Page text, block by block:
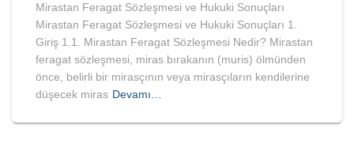
Mirastan Feragat Sözleşmesi ve Hukuki Sonuçları
Mirastan Feragat Sözleşmesi ve Hukuki Sonuçları 1.
Giriş 1.1. Mirastan Feragat Sözleşmesi Nedir? Mirastan
feragat sözleşmesi, miras bırakanın (muris) ölmünden
önce, belirli bir mirasçının veya mirasçıların kendilerine
düşecek miras Devamı…